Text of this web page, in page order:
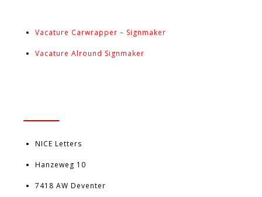
Vacature Carwrapper – Signmaker
Vacature Alround Signmaker
NICE Letters
Hanzeweg 10
7418 AW Deventer